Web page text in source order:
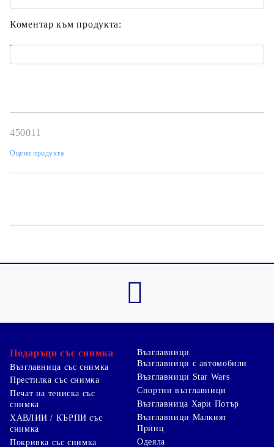
Коментар към продукта:
.
450011
Оцени продукта
Подаръци със снимка
Възглавница със снимка
Престилка със снимка
Печат на тениска със
снимка
ХАВЛИИ / КЪРПИ със
снимка
Покривка със снимка
Възглавници
Възглавници с автомобили
Възглавници Star Wars
Спортни възглавници
Възглавница Хари Потър
Възглавници Малкият
Принц
Одеяла